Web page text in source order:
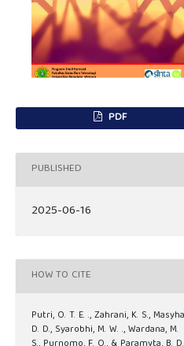
PDF
PUBLISHED
2025-06-16
HOW TO CITE
Putri, O. T. E. ., Zahrani, K. S.,
D. D., Syarobhi, M. W. ., Wardana, M.